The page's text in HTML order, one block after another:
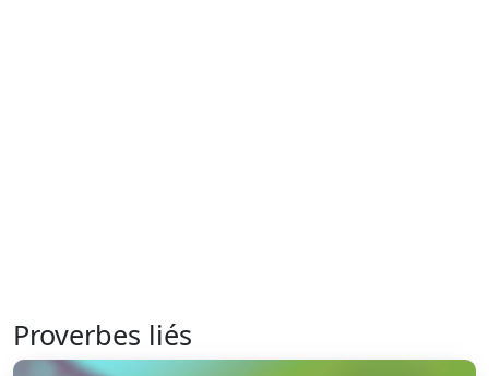
Proverbes liés